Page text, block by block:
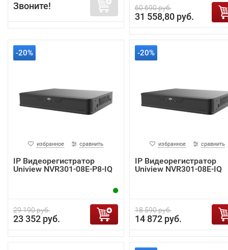
Звоните! 60 690 руб.
31 558,80 руб.
-20%
избранное сравнить
IP Видеорегистратор
Uniview NVR301-08E-P8-IQ
29 190 руб.
23 352 руб.
-20%
избранное сравнить
IP Видеорегистратор
Uniview NVR301-08E-IQ
18 590 руб.
14 872 руб.